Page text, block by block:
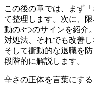
この後の章では、まず
て整理します。次に、
動の3つのサインを紹介
対処法、それでも改善
そして衝動的な退職を
段階的に解説します。
辛さの正体を言葉にす